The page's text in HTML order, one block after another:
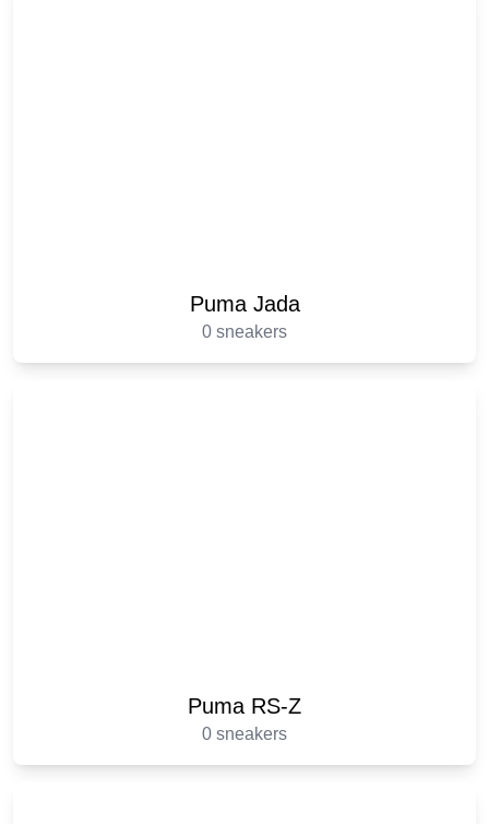
Puma Jada
0 sneakers
Puma RS-Z
0 sneakers